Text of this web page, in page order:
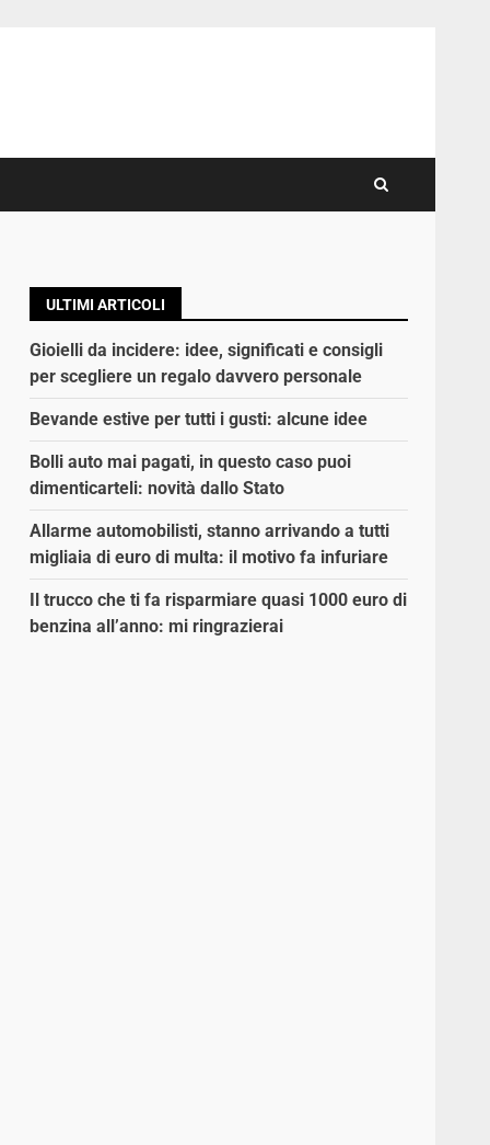
ULTIMI ARTICOLI
Gioielli da incidere: idee, significati e consigli
per scegliere un regalo davvero personale
Bevande estive per tutti i gusti: alcune idee
Bolli auto mai pagati, in questo caso puoi
dimenticarteli: novità dallo Stato
Allarme automobilisti, stanno arrivando a tutti
migliaia di euro di multa: il motivo fa infuriare
Il trucco che ti fa risparmiare quasi 1000 euro di
benzina all’anno: mi ringrazierai